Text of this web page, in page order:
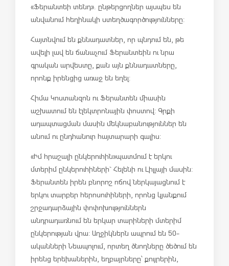
«Ֆերանտեի տենդ». ընթերցողներ այսպես են
անվանում հեղինակի ստեղծագործությունները:
Հայտնվում են քննադատներ, որ պնդում են, թե
ավելի լավ են ճանաչում Ֆերանտեին ու նրա
գրական արվեստը, քան այն քննադատները,
որոնք իրենցից առաջ են եղել:
Հիմա Կոստանզոն ու Ֆերանտեն միասին
աշխատում են էլեկտրոնային փոստով: Գրքի
ադապտացման մասին մեկնաբանություններ են
անում ու ընդհանուր հայտարարի գալիս:
«Իմ հրաշալի ընկերուհին» պատմում է երկու
մտերիմ ընկերուհիների` Հելենի ու Լիլլայի մասին:
Ֆերանտեն իրեն բնորոշ ոճով ներկայացնում է
երկու տարբեր հերոսուհիների, որոնց կյանքում
շրջադարձային փոփոխություններն
անդրադառնում են երկար տարիների մտերիմ
ընկերության վրա: Աղջիկներն ապրում են 50-
ականների Նեապոլում, որտեղ ծնողները ծեծում են
իրենց երեխաներին, եղբայրները՝ քույրերին,